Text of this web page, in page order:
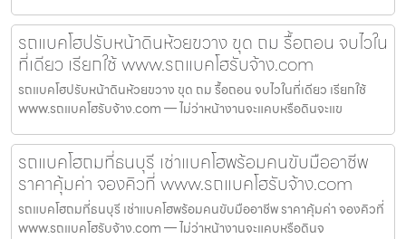
รถแบคโฮปรับหน้าดินห้วยขวาง ขุด ถม รื้อถอน จบไวใน
ที่เดียว เรียกใช้ www.รถแบคโฮรับจ้าง.com
รถแบคโฮปรับหน้าดินห้วยขวาง ขุด ถม รื้อถอน จบไวในที่เดียว เรียกใช้
www.รถแบคโฮรับจ้าง.com — ไม่ว่าหน้างานจะแคบหรือดินจะแข
รถแบคโฮถมที่ธนบุรี เช่าแบคโฮพร้อมคนขับมืออาชีพ
ราคาคุ้มค่า จองคิวที่ www.รถแบคโฮรับจ้าง.com
รถแบคโฮถมที่ธนบุรี เช่าแบคโฮพร้อมคนขับมืออาชีพ ราคาคุ้มค่า จองคิวที่
www.รถแบคโฮรับจ้าง.com — ไม่ว่าหน้างานจะแคบหรือดินจ